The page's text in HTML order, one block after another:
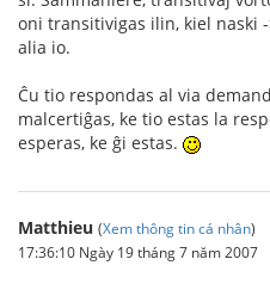
oni transitivigas ilin, kiel naski
alia io.
Ĉu tio respondas al via
malcertiĝas, ke tio estas la
esperas, ke ĝi estas.
Matthieu (Xem thông tin cá nhân)
17:36:10 Ngày 19 tháng 7 năm 2007